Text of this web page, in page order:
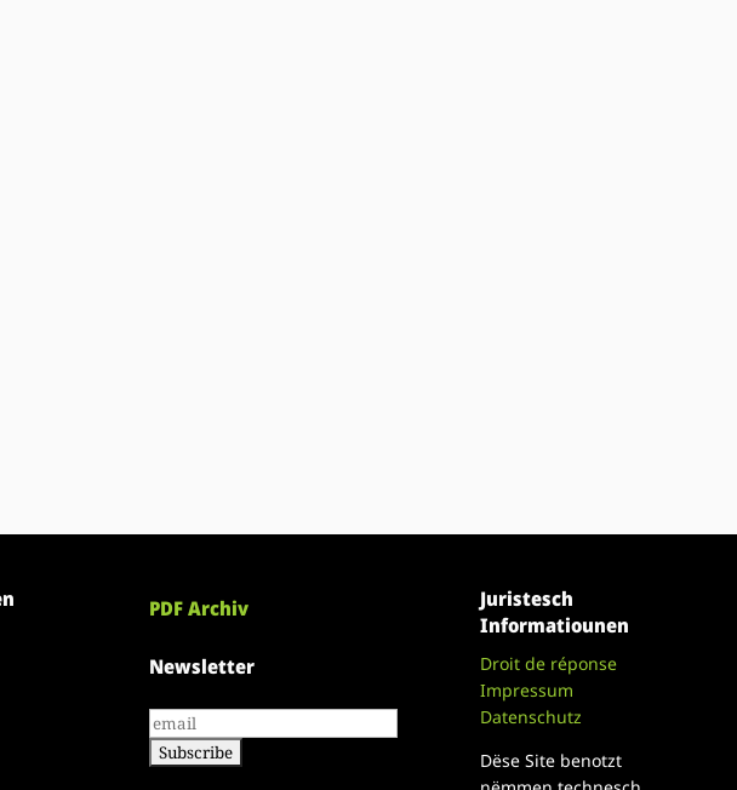
PDF Archiv
Newsletter
Juristesch
Informatiounen
Droit de réponse
Impressum
Datenschutz
Dëse Site benotzt